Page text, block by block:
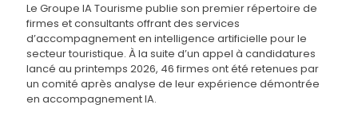
Le Groupe IA Tourisme publie son premier répertoire de
firmes et consultants offrant des services
d’accompagnement en intelligence artificielle pour le
secteur touristique. À la suite d’un appel à candidatures
lancé au printemps 2026, 46 firmes ont été retenues par
un comité après analyse de leur expérience démontrée
en accompagnement IA.